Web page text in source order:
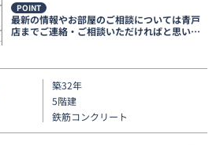
POINT
最新の情報やお部屋のご相談については青戸
店までご連絡・ご相談いただければと思いま
築32年
5階建
鉄筋コンクリート